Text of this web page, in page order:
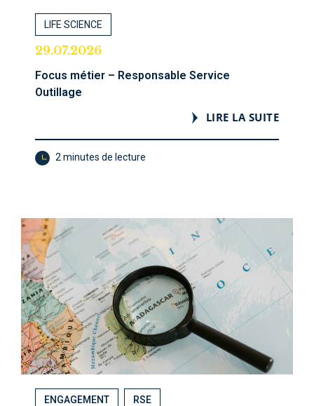
LIFE SCIENCE
29.07.2026
Focus métier – Responsable Service
Outillage
LIRE LA SUITE
2 minutes de lecture
ENGAGEMENT RSE